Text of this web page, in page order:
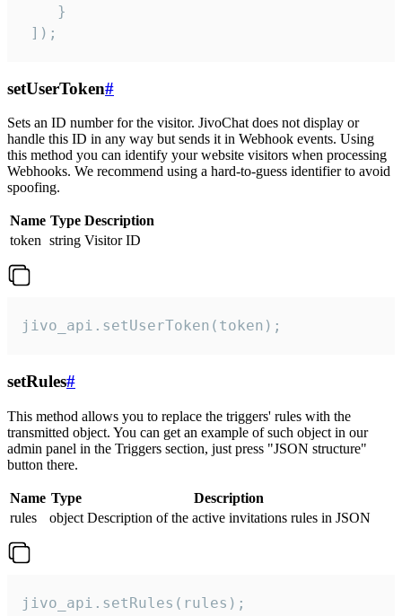
    }
]);
setUserToken#
Sets an ID number for the visitor. JivoChat does not display or
handle this ID in any way but sends it in Webhook events. Using
this method you can identify your website visitors when processing
Webhooks. We recommend using a hard-to-guess identifier to avoid
spoofing.
Name Type Description
token string Visitor ID
jivo_api.setUserToken(token);
setRules#
This method allows you to replace the triggers' rules with the
transmitted object. You can get an example of such object in our
admin panel in the Triggers section, just press "JSON structure"
button there.
Name Type
Description
rules
object Description of the active invitations rules in JSON
jivo_api.setRules(rules);